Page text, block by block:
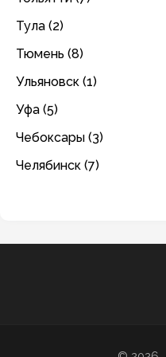
Тула (2)
Тюмень (8)
Ульяновск (1)
Уфа (5)
Чебоксары (3)
Челябинск (7)